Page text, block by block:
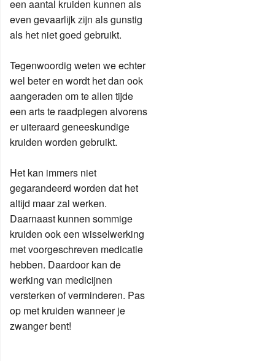
een aantal kruiden kunnen als
even gevaarlijk zijn als gunstig
als het niet goed gebruikt.
Tegenwoordig weten we echter
wel beter en wordt het dan ook
aangeraden om te allen tijde
een arts te raadplegen alvorens
er uiteraard geneeskundige
kruiden worden gebruikt.
Het kan immers niet
gegarandeerd worden dat het
altijd maar zal werken.
Daarnaast kunnen sommige
kruiden ook een wisselwerking
met voorgeschreven medicatie
hebben. Daardoor kan de
werking van medicijnen
versterken of verminderen. Pas
op met kruiden wanneer je
zwanger bent!